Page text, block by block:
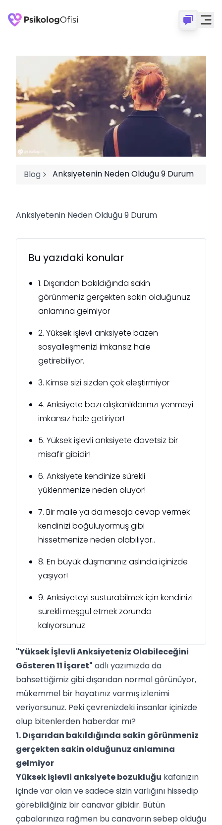
Blog Anksiyetenin Neden Olduğu 9 Durum
Anksiyetenin Neden Olduğu 9 Durum
Bu yazıdaki konular
1. Dışarıdan bakıldığında sakin
görünmeniz gerçekten sakin olduğunuz
anlamına gelmiyor
2. Yüksek işlevli anksiyete bazen
sosyalleşmenizi imkansız hale
getirebiliyor.
3. Kimse sizi sizden çok eleştirmiyor
4. Anksiyete bazı alışkanlıklarınızı yenmeyi
imkansız hale getiriyor!
5. Yüksek işlevli anksiyete davetsiz bir
misafir gibidir!
6. Anksiyete kendinize sürekli
yüklenmenize neden oluyor!
7. Bir maile ya da mesaja cevap vermek
kendinizi boğuluyormuş gibi
hissetmenize neden olabiliyor..
8. En büyük düşmanınız aslında içinizde
yaşıyor!
9. Anksiyeteyi susturabilmek için kendinizi
sürekli meşgul etmek zorunda
kalıyorsunuz
"Yüksek İşlevli Anksiyeteniz Olabileceğini
Gösteren 11 İşaret" adlı yazımızda da
bahsettiğimiz gibi dışarıdan normal görünüyor,
mükemmel bir hayatınız varmış izlenimi
veriyorsunuz. Peki çevrenizdeki insanlar içinizde
olup bitenlerden haberdar mı?
1. Dışarıdan bakıldığında sakin görünmeniz
gerçekten sakin olduğunuz anlamına
gelmiyor
Yüksek işlevli anksiyete bozukluğu kafanızın
içinde var olan ve sadece sizin varlığını hissedip
görebildiğiniz bir canavar gibidir. Bütün
çabalarınıza rağmen bu canavarın sebep olduğu